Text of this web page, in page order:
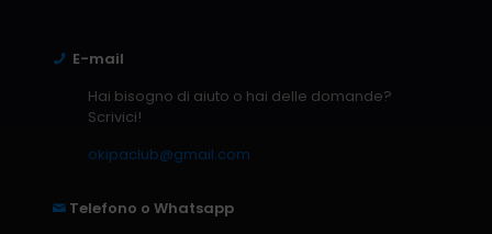
E-mail
Hai bisogno di aiuto o hai delle domande?
Scrivici!
okipaclub@gmail.com
Telefono o Whatsapp